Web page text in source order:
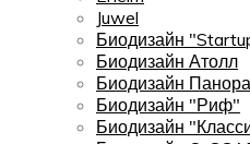
Juwel
Биодизайн
Биодизайн Атолл
Биодизайн
Биодизайн "Риф"
Биодизайн